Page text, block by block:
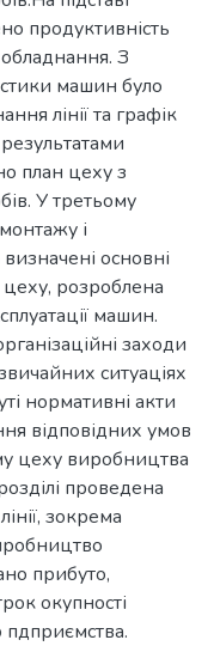
продуктивність
обладнання. З
машин було
лінії та графік
план цеху з
У третьому
і
основні
розроблена
машин.
заходи
ситуаціях
нормативні акти
відповідних умов
цеху виробництва
проведена
зокрема
прибуто,
окупності
пдприємства.